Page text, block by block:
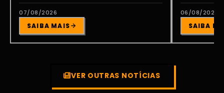
07/08/2026
SAIBA MAIS
06/08/2026
SAIBA
VER OUTRAS NOTÍCIAS